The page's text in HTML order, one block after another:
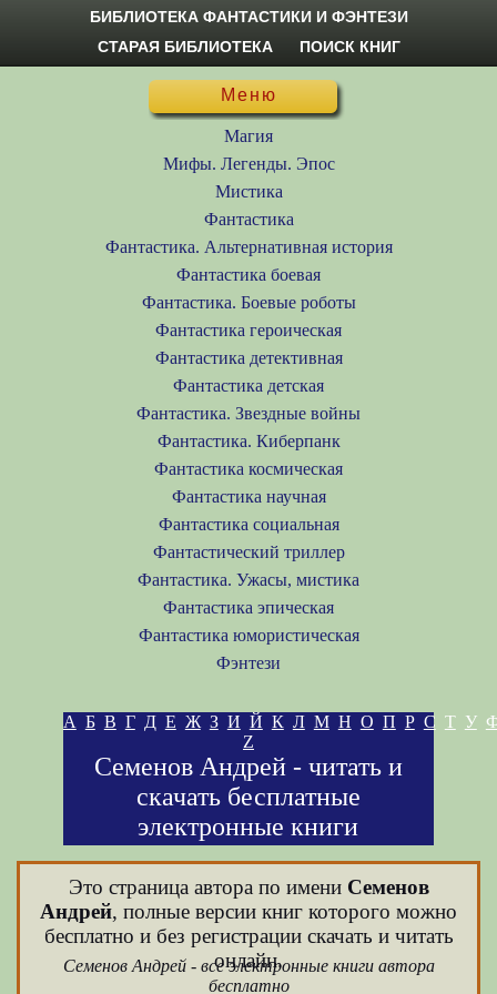
БИБЛИОТЕКА ФАНТАСТИКИ И ФЭНТЕЗИ
СТАРАЯ БИБЛИОТЕКА
ПОИСК КНИГ
Меню
Магия
Мифы. Легенды. Эпос
Мистика
Фантастика
Фантастика. Альтернативная история
Фантастика боевая
Фантастика. Боевые роботы
Фантастика героическая
Фантастика детективная
Фантастика детская
Фантастика. Звездные войны
Фантастика. Киберпанк
Фантастика космическая
Фантастика научная
Фантастика социальная
Фантастический триллер
Фантастика. Ужасы, мистика
Фантастика эпическая
Фантастика юмористическая
Фэнтези
А Б В Г Д Е Ж З И Й К Л М Н О П Р С Т У
Z
Семенов Андрей - читать и
скачать бесплатные
электронные книги
Это страница автора по имени Семенов
Андрей, полные версии книг которого можно
бесплатно и без регистрации скачать и читать
онлайн.
Семенов Андрей - все электронные книги автора
бесплатно